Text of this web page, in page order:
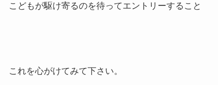
こどもが駆け寄るのを待ってエントリーすること
これを心がけてみて下さい。